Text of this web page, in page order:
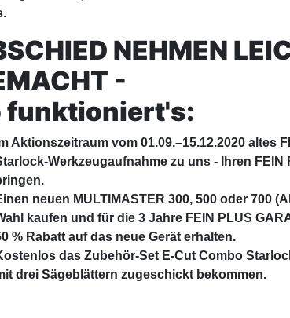
NEHMEN
-
funktioniert's:
Aktionszeitraum vom 01.09.–15.12.2020 altes
Werkzeugaufnahme zu uns - Ihren FEIN
neuen MULTIMASTER 300, 500 oder 700
kaufen und für die 3 Jahre FEIN PLUS
% Rabatt auf das neue Gerät erhalten.
das Zubehör-Set E-Cut Combo
drei Sägeblättern zugeschickt bekommen.